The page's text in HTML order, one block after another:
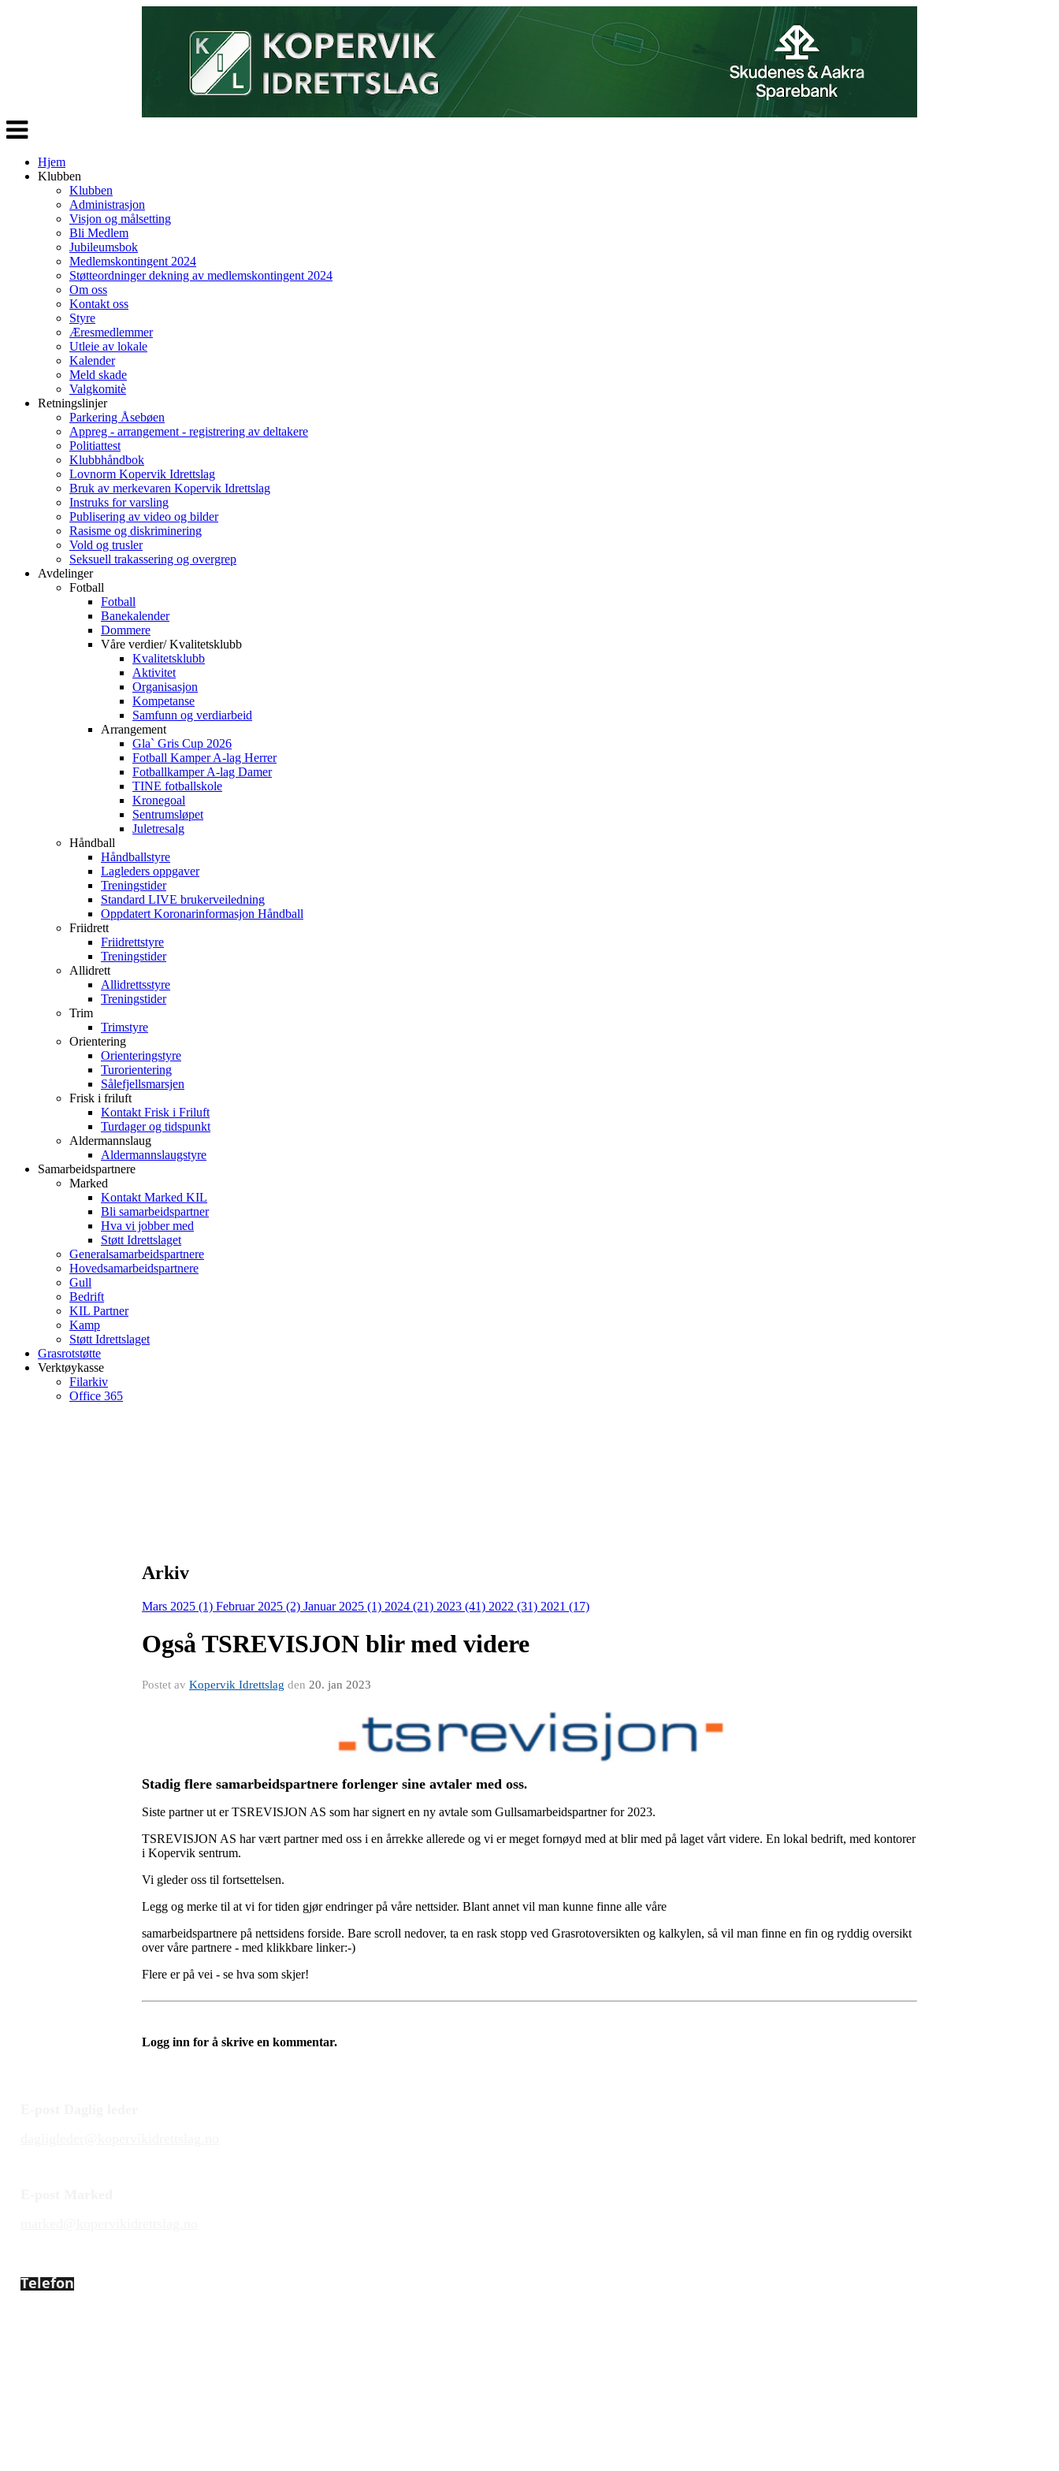
Veksle
navigasjon
Hjem
Klubben
Klubben
Administrasjon
Visjon og målsetting
Bli Medlem
Jubileumsbok
Medlemskontingent 2024
Støtteordninger dekning av medlemskontingent 2024
Om oss
Kontakt oss
Styre
Æresmedlemmer
Utleie av lokale
Kalender
Meld skade
Valgkomitè
Retningslinjer
Parkering Åsebøen
Appreg - arrangement - registrering av deltakere
Politiattest
Klubbhåndbok
Lovnorm Kopervik Idrettslag
Bruk av merkevaren Kopervik Idrettslag
Instruks for varsling
Publisering av video og bilder
Rasisme og diskriminering
Vold og trusler
Seksuell trakassering og overgrep
Avdelinger
Fotball
Fotball
Banekalender
Dommere
Våre verdier/ Kvalitetsklubb
Kvalitetsklubb
Aktivitet
Organisasjon
Kompetanse
Samfunn og verdiarbeid
Arrangement
Gla` Gris Cup 2026
Fotball Kamper A-lag Herrer
Fotballkamper A-lag Damer
TINE fotballskole
Kronegoal
Sentrumsløpet
Juletresalg
Håndball
Håndballstyre
Lagleders oppgaver
Treningstider
Standard LIVE brukerveiledning
Oppdatert Koronarinformasjon Håndball
Friidrett
Friidrettstyre
Treningstider
Allidrett
Allidrettsstyre
Treningstider
Trim
Trimstyre
Orientering
Orienteringstyre
Turorientering
Sålefjellsmarsjen
Frisk i friluft
Kontakt Frisk i Friluft
Turdager og tidspunkt
Aldermannslaug
Aldermannslaugstyre
Samarbeidspartnere
Marked
Kontakt Marked KIL
Bli samarbeidspartner
Hva vi jobber med
Støtt Idrettslaget
Generalsamarbeidspartnere
Hovedsamarbeidspartnere
Gull
Bedrift
KIL Partner
Kamp
Støtt Idrettslaget
Grasrotstøtte
Verktøykasse
Filarkiv
Office 365
Arkiv
Mars 2025 (1) Februar 2025 (2) Januar 2025 (1) 2024 (21) 2023 (41) 2022 (31) 2021 (17)
Også TSREVISJON blir med videre
Postet av Kopervik Idrettslag den 20. jan 2023
Stadig flere samarbeidspartnere forlenger sine avtaler med oss.
Siste partner ut er TSREVISJON AS som har signert en ny avtale som Gullsamarbeidspartner for 2023.
TSREVISJON AS har vært partner med oss i en årrekke allerede og vi er meget fornøyd med at blir med på laget vårt videre. En lokal bedrift, med kontorer
i Kopervik sentrum.
Vi gleder oss til fortsettelsen.
Legg og merke til at vi for tiden gjør endringer på våre nettsider. Blant annet vil man kunne finne alle våre
samarbeidspartnere på nettsidens forside. Bare scroll nedover, ta en rask stopp ved Grasrotoversikten og kalkylen, så vil man finne en fin og ryddig oversikt
over våre partnere - med klikkbare linker:-)
Flere er på vei - se hva som skjer!
Logg inn for å skrive en kommentar.
Telefon